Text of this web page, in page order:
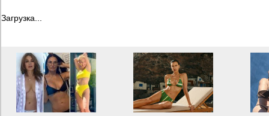
Загрузка...